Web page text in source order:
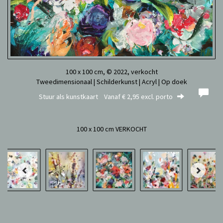
100 x 100 cm, © 2022, verkocht
Tweedimensionaal | Schilderkunst | Acryl | Op doek
Stuur als kunstkaart Vanaf € 2,95 excl. porto
100 x 100 cm VERKOCHT